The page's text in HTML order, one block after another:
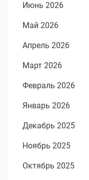
Июнь 2026
Май 2026
Апрель 2026
Март 2026
Февраль 2026
Январь 2026
Декабрь 2025
Ноябрь 2025
Октябрь 2025